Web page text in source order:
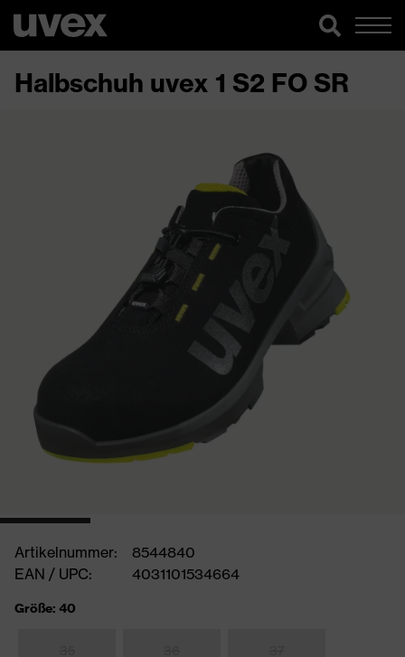
Halbschuh uvex 1 S2 FO SR
Artikelnummer:
8544840
EAN / UPC:
4031101534664
Größe: 40